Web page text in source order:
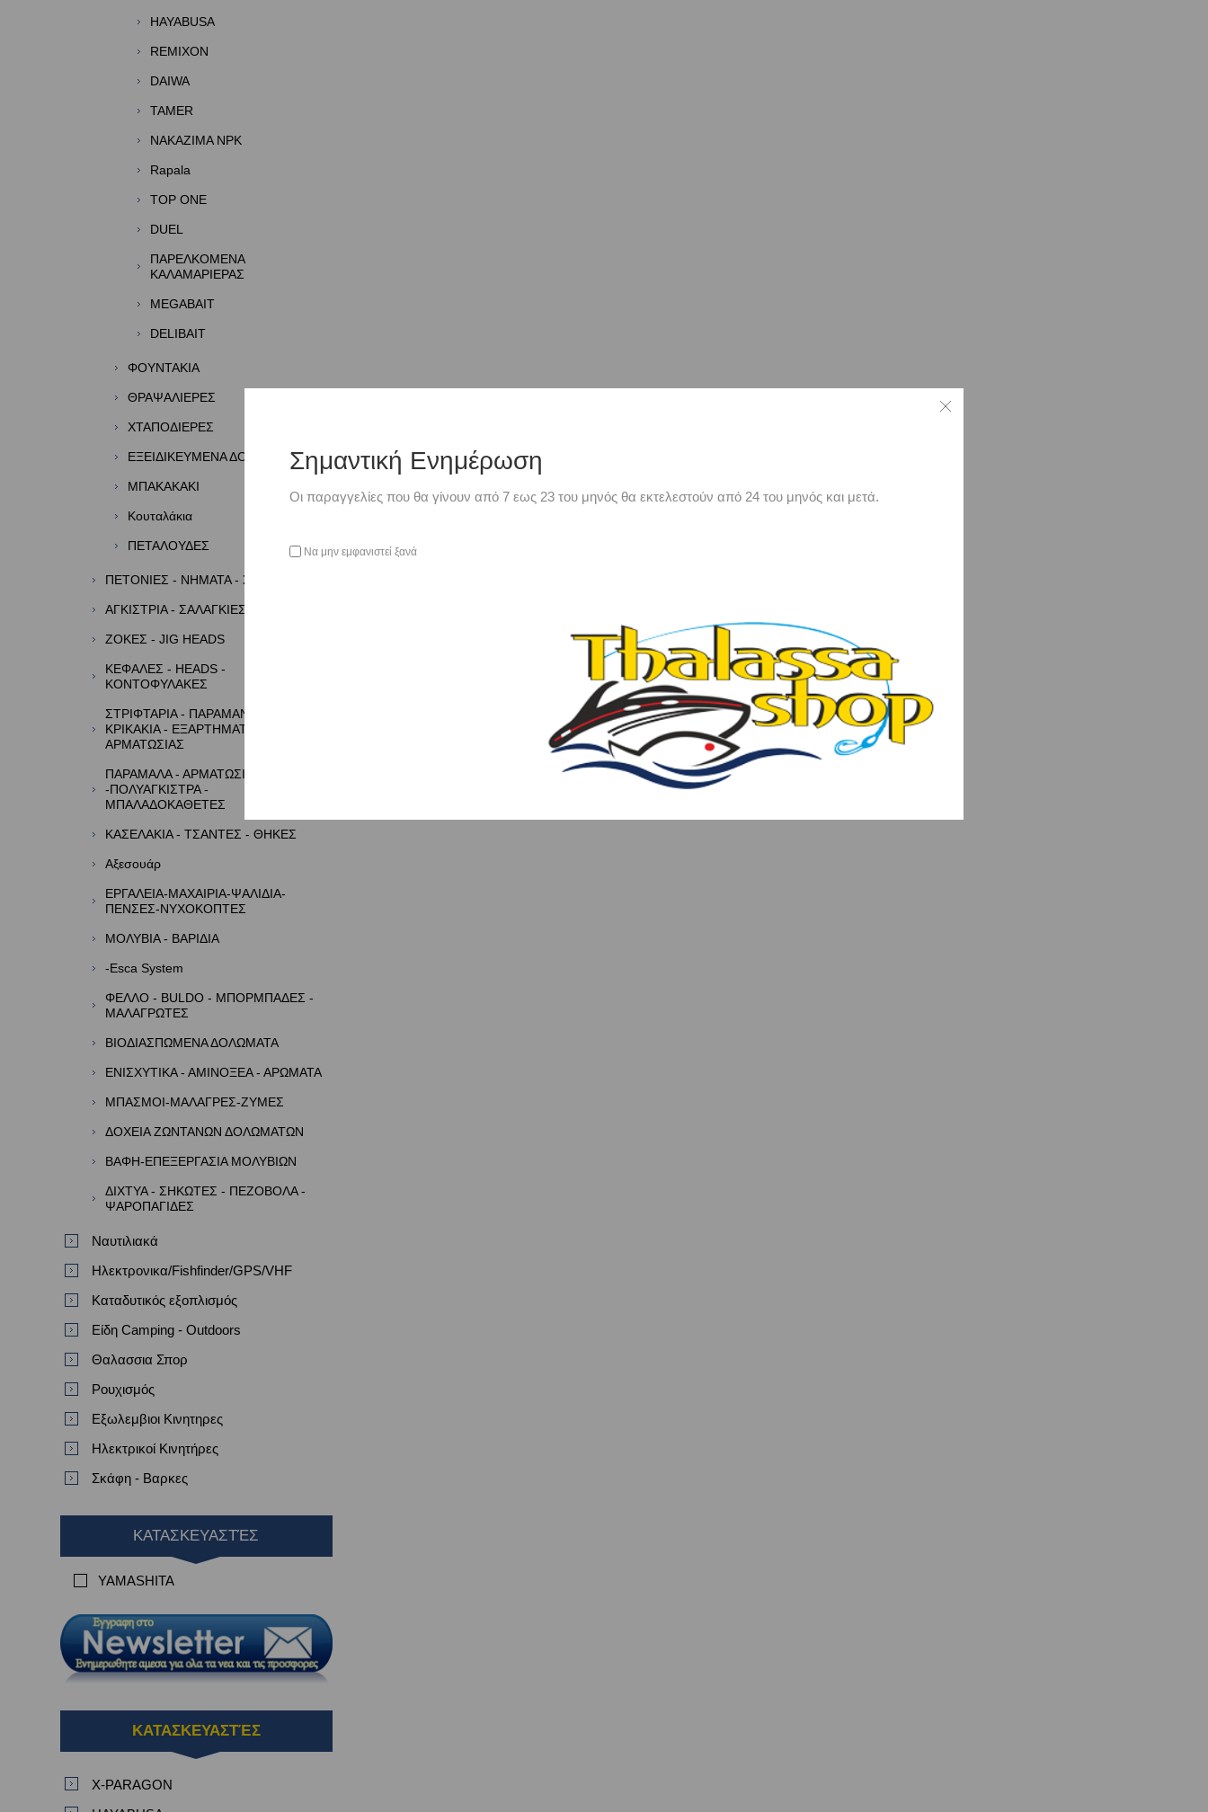
HAYABUSA
REMIXON
DAIWA
TAMER
NAKAZIMA NPK
Rapala
TOP ONE
DUEL
ΠΑΡΕΛΚΟΜΕΝΑ
ΚΑΛΑΜΑΡΙΕΡΑΣ
MEGABAIT
DELIBAIT
ΦΟΥΝΤΑΚΙΑ
ΘΡΑΨΑΛΙΕΡΕΣ
ΧΤΑΠΟΔΙΕΡΕΣ
ΕΞΕΙΔΙΚΕΥΜΕΝΑ ΔΟΛΩΜΑΤΑ
ΜΠΑΚΑΚΑΚΙ
Κουταλάκια
ΠΕΤΑΛΟΥΔΕΣ
ΠΕΤΟΝΙΕΣ - ΝΗΜΑΤΑ - ΣΥΡΜΑΤΑ
ΑΓΚΙΣΤΡΙΑ - ΣΑΛΑΓΚΙΕΣ- ASSIST
ΖΟΚΕΣ - JIG HEADS
ΚΕΦΑΛΕΣ - HEADS -
ΚΟΝΤΟΦΥΛΑΚΕΣ
ΣΤΡΙΦΤΑΡΙΑ - ΠΑΡΑΜΑΝΕΣ -
ΚΡΙΚΑΚΙΑ - ΕΞΑΡΤΗΜΑΤΑ
ΑΡΜΑΤΩΣΙΑΣ
ΠΑΡΑΜΑΛΑ - ΑΡΜΑΤΩΣΙΕΣ
-ΠΟΛΥΑΓΚΙΣΤΡΑ -
ΜΠΑΛΑΔΟΚΑΘΕΤΕΣ
ΚΑΣΕΛΑΚΙΑ - ΤΣΑΝΤΕΣ - ΘΗΚΕΣ
Αξεσουάρ
ΕΡΓΑΛΕΙΑ-ΜΑΧΑΙΡΙΑ-ΨΑΛΙΔΙΑ-
ΠΕΝΣΕΣ-ΝΥΧΟΚΟΠΤΕΣ
ΜΟΛΥΒΙΑ - ΒΑΡΙΔΙΑ
-Esca System
ΦΕΛΛΟ - BULDO - ΜΠΟΡΜΠΑΔΕΣ -
ΜΑΛΑΓΡΩΤΕΣ
ΒΙΟΔΙΑΣΠΩΜΕΝΑ ΔΟΛΩΜΑΤΑ
ΕΝΙΣΧΥΤΙΚΑ - ΑΜΙΝΟΞΕΑ - ΑΡΩΜΑΤΑ
ΜΠΑΣΜΟΙ-ΜΑΛΑΓΡΕΣ-ΖΥΜΕΣ
ΔΟΧΕΙΑ ΖΩΝΤΑΝΩΝ ΔΟΛΩΜΑΤΩΝ
ΒΑΦΗ-ΕΠΕΞΕΡΓΑΣΙΑ ΜΟΛΥΒΙΩΝ
ΔΙΧΤΥΑ - ΣΗΚΩΤΕΣ - ΠΕΖΟΒΟΛΑ -
ΨΑΡΟΠΑΓΙΔΕΣ
Ναυτιλιακά
Ηλεκτρονικα/Fishfinder/GPS/VHF
Καταδυτικός εξοπλισμός
Είδη Camping - Outdoors
Θαλασσια Σπορ
Ρουχισμός
Εξωλεμβιοι Κινητηρες
Ηλεκτρικοί Κινητήρες
Σκάφη - Βαρκες
ΚΑΤΑΣΚΕΥΑΣΤΈΣ
YAMASHITA
ΚΑΤΑΣΚΕΥΑΣΤΈΣ
X-PARAGON
Σημαντική Ενημέρωση
Οι παραγγελίες που θα γίνουν από 7 εως 23 του μηνός θα εκτελεστούν από 24 του μηνός και μετά.
Να μην εμφανιστεί ξανά